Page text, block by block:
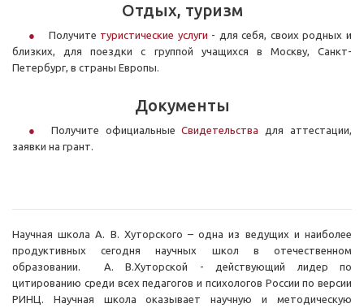
Отдых, туризм
Получите туристические услуги - для себя, своих родных и
близких, для поездки с группой учащихся в Москву, Санкт-
Петербург, в страны Европы.
Документы
Получите официальныеСвидетельства
для аттестации,
заявки на грант.
Научная школа А. В. Хуторского – одна из ведущих и наиболее
продуктивных сегодня научных школ в отечественном
образовании. А. В.Хуторской - действующий лидер по
цитированию среди всех педагогов и психологов России по версии
РИНЦ. Научная школа оказывает научную и методическую